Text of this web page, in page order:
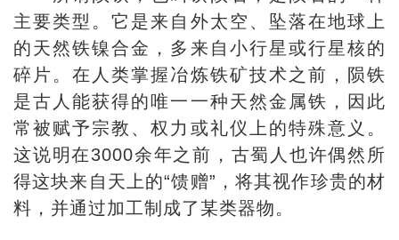
主要类型。它是来自外太空、坠落在地球上
的天然铁镍合金，多来自小行星或行星核的
碎片。在人类掌握冶炼铁矿技术之前，陨铁
是古人能获得的唯一一种天然金属铁，因此
常被赋予宗教、权力或礼仪上的特殊意义。
这说明在3000余年之前，古蜀人也许偶然所
得这块来自天上的“馈赠”，将其视作珍贵的材
料，并通过加工制成了某类器物。